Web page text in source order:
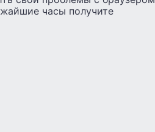
часы получите